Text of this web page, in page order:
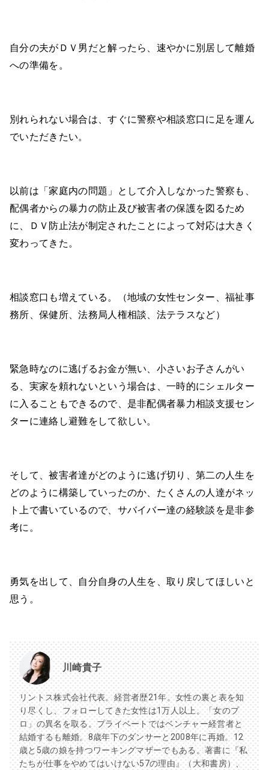
自分の夫がＤＶ男だと解ったら、速やかに別居して離婚
への準備を。
別れられない場合は、すぐに警察や相談窓口に足を運ん
でいただきたい。
以前は「家庭内の問題」として介入しなかった警察も、
配偶者からの暴力の防止及び被害者の保護を図るため
に、ＤＶ防止法が制定されたことによって対応は大きく
変わってきた。
相談窓口も増えている。（地域の女性センター、福祉事
務所、保健所、法務局人権相談、法テラスなど）
緊急時なのに逃げるお金が無い、小さいお子さんがい
る、実家を頼れないという場合は、一時的にシェルター
に入ることもできるので、是非配偶者暴力相談支援セン
ターに連絡し避難をして欲しい。
そして、被害者達がどのように逃げ切り、第二の人生を
どのように構築していったのか、たくさんの人達がネッ
ト上で書いているので、サバイバー達の経験談を是非参
考に。
勇気を出して、自分自身の人生を、取り戻してほしいと
思う。
川崎貴子
リントス株式会社代表。経営者歴21年。女性の裏と表を知
り尽くし、フォローしてきた女性は1万人以上。「女のプ
ロ」の異名を取る。プライベートではベンチャー経営者と
結婚するも離婚。8歳年下のダンサーと2008年に再婚。12
歳と5歳の娘を持つワーキングマザーでもある。著書に『私
たちが仕事をやめてはいけない57の理由』（大和書房）、